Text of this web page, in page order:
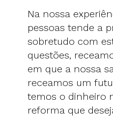
Na nossa
pessoas tende a
sobretudo com
questões,
em que a nossa
receamos um
temos o dinheiro
reforma que